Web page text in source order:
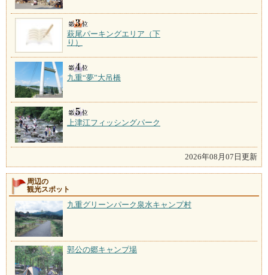
萩尾パーキングエリア（下
り）
九重“夢”大吊橋
上津江フィッシングパーク
2026年08月07日更新
周辺の
観光スポット
九重グリーンパーク泉水キャンプ村
郭公の郷キャンプ場